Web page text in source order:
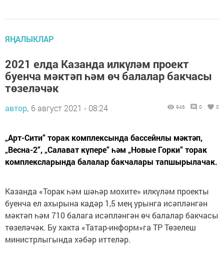
ЯҢАЛЫКЛАР
2021 елда Казанда илкүләм проект
буенча мәктәп һәм өч балалар бакчасы
төзеләчәк
автор, 6 август 2021 - 08:24 946 0 0
„Арт-Сити“ торак комплексында бассейнлы мәктәп,
„Весна-2“, „Салават күпере“ һәм „Новые Горки“ торак
комплексларында балалар бакчалары тапшырылачак.
Казанда «Торак һәм шәһәр мохите» илкүләм проекты
буенча ел ахырына кадәр 1,5 мең урынга исәпләнгән
мәктәп һәм 710 балага исәпләнгән өч балалар бакчасы
төзеләчәк. Бу хакта «Татар-информ»га ТР Төзелеш
министрлыгында хәбәр иттеләр.